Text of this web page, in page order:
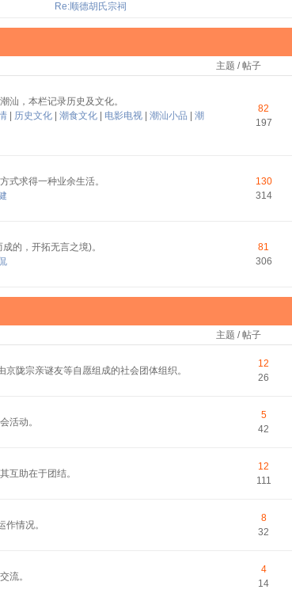
Re:顺德胡氏宗祠
主题 / 帖子
汕，本栏记录历史及文化。
历史文化 潮食文化 电影电视 潮汕小品
潮
82
197
式求得一种业余生活。
130
314
的，开拓无言之境)。
81
306
主题 / 帖子
陇宗亲谜友等自愿组成的社会团体组织。
12
26
活动。
5
42
互助在于团结。
12
111
作情况。
8
32
流。
4
14